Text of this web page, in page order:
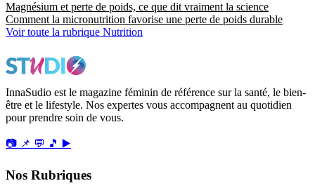
Magnésium et perte de poids, ce que dit vraiment la science
Comment la micronutrition favorise une perte de poids durable
Voir toute la rubrique Nutrition
InnaSudio est le magazine féminin de référence sur la santé, le bien-
être et le lifestyle. Nos expertes vous accompagnent au quotidien
pour prendre soin de vous.
📷 📌 💬 🎵 ▶️
Nos Rubriques